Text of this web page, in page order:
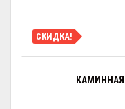
СКИДКА!
КАМИННАЯ